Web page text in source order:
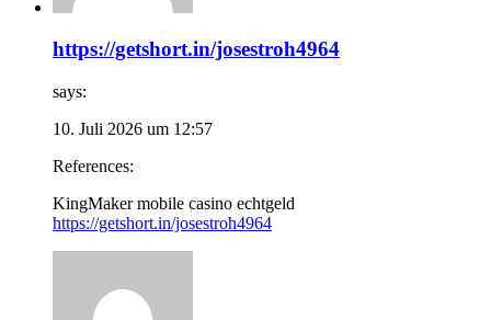
https://getshort.in/josestroh4964
says:
10. Juli 2026 um 12:57
References:
KingMaker mobile casino echtgeld
https://getshort.in/josestroh4964